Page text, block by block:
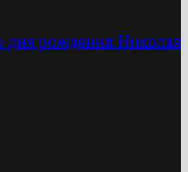
дня рождения Николая